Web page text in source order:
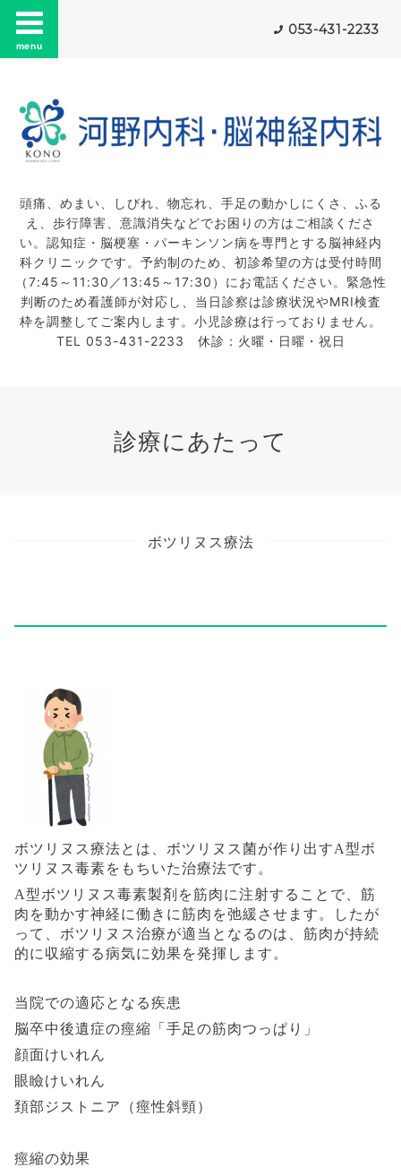
menu
053-431-2233
頭痛、めまい、しびれ、物忘れ、手足の動かしにくさ、ふる
え、歩行障害、意識消失などでお困りの方はご相談くださ
い。認知症・脳梗塞・パーキンソン病を専門とする脳神経内
科クリニックです。予約制のため、初診希望の方は受付時間
（7:45～11:30／13:45～17:30）にお電話ください。緊急性
判断のため看護師が対応し、当日診察は診療状況やMRI検査
枠を調整してご案内します。小児診療は行っておりません。
TEL 053-431-2233 休診：火曜・日曜・祝日
診療にあたって
ボツリヌス療法
ボツリヌス療法とは、ボツリヌス菌が作り出すA型ボ
ツリヌス毒素をもちいた治療法です。
A型ボツリヌス毒素製剤を筋肉に注射することで、筋
肉を動かす神経に働きに筋肉を弛緩させます。したが
って、ボツリヌス治療が適当となるのは、筋肉が持続
的に収縮する病気に効果を発揮します。
当院での適応となる疾患
脳卒中後遺症の痙縮「手足の筋肉つっぱり」
顔面けいれん
眼瞼けいれん
頚部ジストニア（痙性斜頸）
痙縮の効果